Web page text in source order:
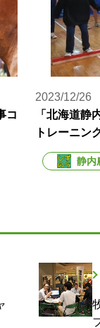
コ
2023/12/26
「北海道
トレーニン
静内